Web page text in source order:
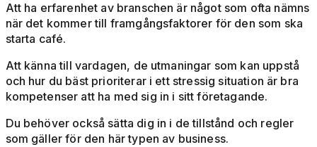
Att ha erfarenhet av branschen är något som ofta nämns
när det kommer till framgångsfaktorer för den som ska
starta café.
Att känna till vardagen, de utmaningar som kan uppstå
och hur du bäst prioriterar i ett stressig situation är bra
kompetenser att ha med sig in i sitt företagande.
Du behöver också sätta dig in i de tillstånd och regler
som gäller för den här typen av business.